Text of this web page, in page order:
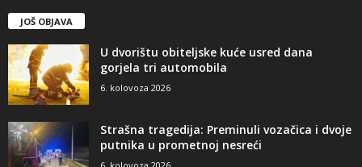
JOŠ OBJAVA
U dvorištu obiteljske kuće usred dana
gorjela tri automobila
6. kolovoza 2026
Strašna tragedija: Preminuli vozačica i dvoje
putnika u prometnoj nesreći